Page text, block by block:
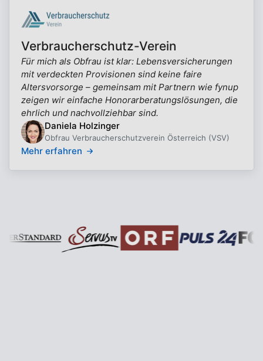
Verbraucherschutz-Verein
Für mich als Obfrau ist klar: Lebensversicherungen
mit verdeckten Provisionen sind keine faire
Altersvorsorge – gemeinsam mit Partnern wie fynup
zeigen wir einfache Honorarberatungslösungen, die
ehrlich und nachvollziehbar sind.
Daniela Holzinger
Obfrau Verbraucherschutzverein Österreich (VSV)
Mehr erfahren